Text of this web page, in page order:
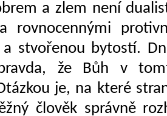
a zlem není
rovnocennými
a stvořenou bytostí.
že Bůh v
je, na které
člověk správně